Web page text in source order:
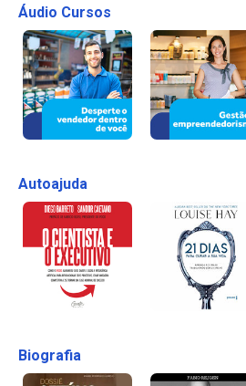
Áudio Cursos
Autoajuda
Biografia